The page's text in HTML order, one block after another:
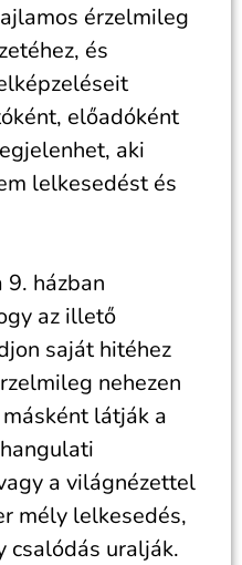
érzelmileg
és
előadóként
aki
lelkesedést és
házban
az illető
saját hitéhez
nehezen
látják a
a világnézettel
mély lelkesedés,
csalódás uralják.